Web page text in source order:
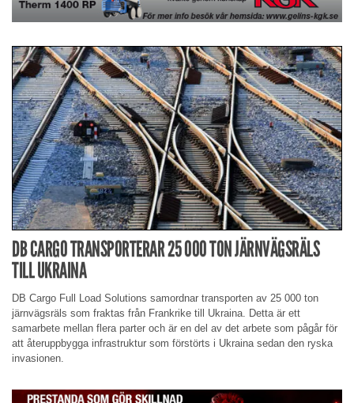
DB CARGO TRANSPORTERAR 25 000 TON JÄRNVÄGSRÄLS
TILL UKRAINA
DB Cargo Full Load Solutions samordnar transporten av 25 000 ton
järnvägsräls som fraktas från Frankrike till Ukraina. Detta är ett
samarbete mellan flera parter och är en del av det arbete som pågår för
att återuppbygga infrastruktur som förstörts i Ukraina sedan den ryska
invasionen.